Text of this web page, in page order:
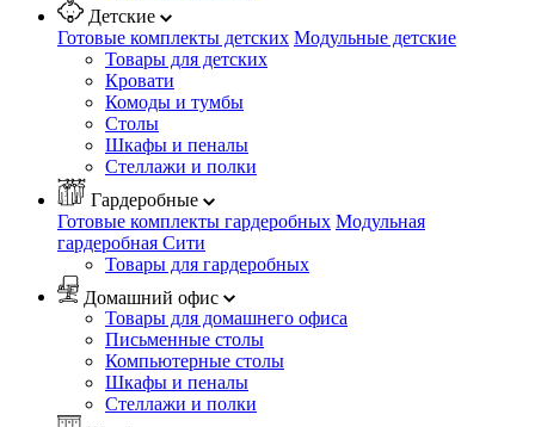
Детские
Готовые комплекты детских Модульные детские
Товары для детских
Кровати
Комоды и тумбы
Столы
Шкафы и пеналы
Стеллажи и полки
Гардеробные
Готовые комплекты гардеробных Модульная
гардеробная Сити
Товары для гардеробных
Домашний офис
Товары для домашнего офиса
Письменные столы
Компьютерные столы
Шкафы и пеналы
Стеллажи и полки